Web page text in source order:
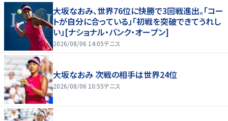
大坂なおみ、世界76位に快勝で3回戦進出。「コー
トが自分に合っている」「初戦を突破できてうれし
い」[ナショナル・バンク・オープン]
2026/08/06 14:05テニス
大坂なおみ 次戦の相手は世界24位
2026/08/06 10:55テニス